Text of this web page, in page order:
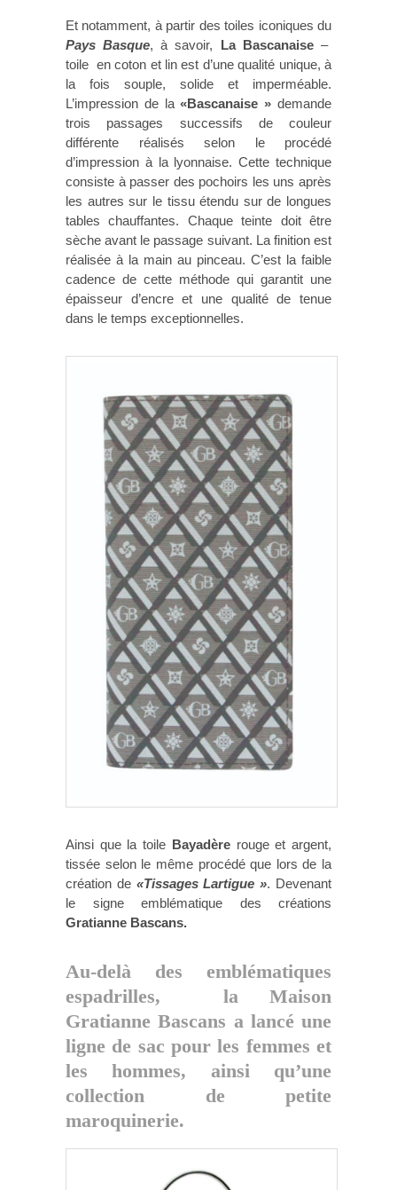
Et notamment, à partir des toiles iconiques du
Pays Basque, à savoir, La Bascanaise–
toile en coton et lin est d’une qualité unique, à
la fois souple, solide et imperméable.
L’impression de la«Bascanaise » demande
trois passages successifs de couleur
différente réalisés selon le procédé
d’impression à la lyonnaise. Cette technique
consiste à passer des pochoirs les uns après
les autres sur le tissu étendu sur de longues
tables chauffantes. Chaque teinte doit être
sèche avant le passage suivant. La finition est
réalisée à la main au pinceau. C’est la faible
cadence de cette méthode qui garantit une
épaisseur d’encre et une qualité de tenue
dans le temps exceptionnelles.
Ainsi que la toile Bayadèrerouge et argent,
tissée selon le même procédé que lors de la
création de «Tissages Lartigue ». Devenant
le signe emblématique des créations
Gratianne Bascans.
Au-delà des emblématiques
espadrilles, la Maison
Gratianne Bascans a lancé une
ligne de sac pour les femmes et
les hommes, ainsi qu’une
collection de petite
maroquinerie.